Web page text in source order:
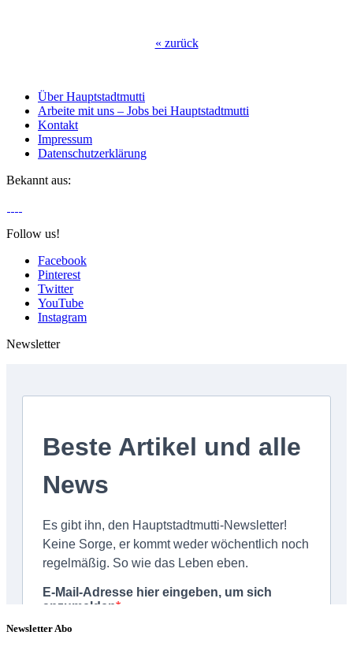
« zurück
Über Hauptstadtmutti
Arbeite mit uns – Jobs bei Hauptstadtmutti
Kontakt
Impressum
Datenschutzerklärung
Bekannt aus:
Follow us!
Facebook
Pinterest
Twitter
YouTube
Instagram
Newsletter
Newsletter Abo